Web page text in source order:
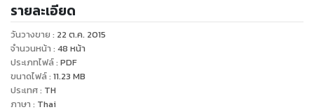
ท่านทั้งหลายด้วยนะ ช่วยๆกันซื้ออ่านนะ เพราะนักเขียนอย่างผมก็
ต้องกินข้าวเหมือนกันแจกฟรีมันก็บ่ไหวดอก(ฮา) ติดตามเรื่องราว
การ์ตูนของอีตาบัฟได้ที่ www.bufftoon.blogspot.com หรือกด
ไลท์เป็นแฟนเพจที่ https://www.facebook.com/buffcartoon
และคอยติดตามการ์ตูนอื่นๆอีกมากมายของนักเขียนคนนี้นะครับ
รายละเอียด
วันวางขาย : 22 ต.ค. 2015
จำนวนหน้า : 48 หน้า
ประเภทไฟล์: PDF
ขนาดไฟล์: 11.23 MB
ประเทศ: TH
ภาษา : Thai